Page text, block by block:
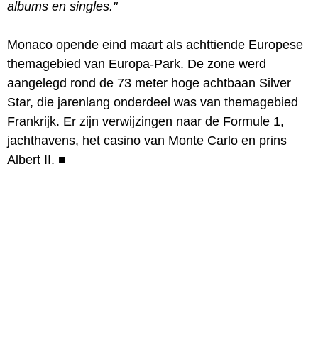
albums en singles."
Monaco opende eind maart als achttiende Europese
themagebied van Europa-Park. De zone werd
aangelegd rond de 73 meter hoge achtbaan Silver
Star, die jarenlang onderdeel was van themagebied
Frankrijk. Er zijn verwijzingen naar de Formule 1,
jachthavens, het casino van Monte Carlo en prins
Albert II. ■